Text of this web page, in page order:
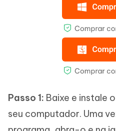
Passo 1: Baixe e instale
seu computador. Uma